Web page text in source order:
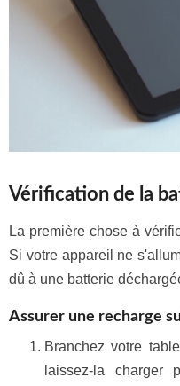
Vérification de la
La première chose à
Si votre appareil ne
dû à une batterie
Assurer une recharge
Branchez votre
laissez-la charger